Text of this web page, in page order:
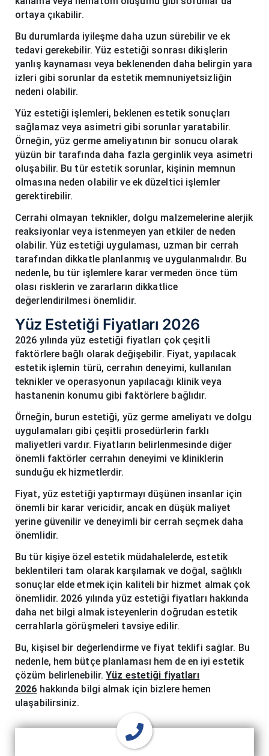
ortaya çıkabilir.
Bu durumlarda iyileşme daha uzun sürebilir ve ek
tedavi gerekebilir. Yüz estetiği sonrası dikişlerin
yanlış kaynaması veya beklenenden daha belirgin yara
izleri gibi sorunlar da estetik memnuniyetsizliğin
nedeni olabilir.
Yüz estetiği işlemleri, beklenen estetik sonuçları
sağlamaz veya asimetri gibi sorunlar yaratabilir.
Örneğin, yüz germe ameliyatının bir sonucu olarak
yüzün bir tarafında daha fazla gerginlik veya asimetri
oluşabilir. Bu tür estetik sorunlar, kişinin memnun
olmasına neden olabilir ve ek düzeltici işlemler
gerektirebilir.
Cerrahi olmayan teknikler, dolgu malzemelerine alerjik
reaksiyonlar veya istenmeyen yan etkiler de neden
olabilir. Yüz estetiği uygulaması, uzman bir cerrah
tarafından dikkatle planlanmış ve uygulanmalıdır. Bu
nedenle, bu tür işlemlere karar vermeden önce tüm
olası risklerin ve zararların dikkatlice
değerlendirilmesi önemlidir.
Yüz Estetiği Fiyatları 2026
2026 yılında yüz estetiği fiyatları çok çeşitli
faktörlere bağlı olarak değişebilir. Fiyat, yapılacak
estetik işlemin türü, cerrahın deneyimi, kullanılan
teknikler ve operasyonun yapılacağı klinik veya
hastanenin konumu gibi faktörlere bağlıdır.
Örneğin, burun estetiği, yüz germe ameliyatı ve dolgu
uygulamaları gibi çeşitli prosedürlerin farklı
maliyetleri vardır. Fiyatların belirlenmesinde diğer
önemli faktörler cerrahın deneyimi ve kliniklerin
sunduğu ek hizmetlerdir.
Fiyat, yüz estetiği yaptırmayı düşünen insanlar için
önemli bir karar vericidir, ancak en düşük maliyet
yerine güvenilir ve deneyimli bir cerrah seçmek daha
önemlidir.
Bu tür kişiye özel estetik müdahalelerde, estetik
beklentileri tam olarak karşılamak ve doğal, sağlıklı
sonuçlar elde etmek için kaliteli bir hizmet almak çok
önemlidir. 2026 yılında yüz estetiği fiyatları hakkında
daha net bilgi almak isteyenlerin doğrudan estetik
cerrahlarla görüşmeleri tavsiye edilir.
Bu, kişisel bir değerlendirme ve fiyat teklifi sağlar. Bu
nedenle, hem bütçe planlaması hem de en iyi estetik
çözüm belirlenebilir.Yüz estetiği fiyatları
2026 hakkında bilgi almak için bizlere hemen
ulaşabilirsiniz.